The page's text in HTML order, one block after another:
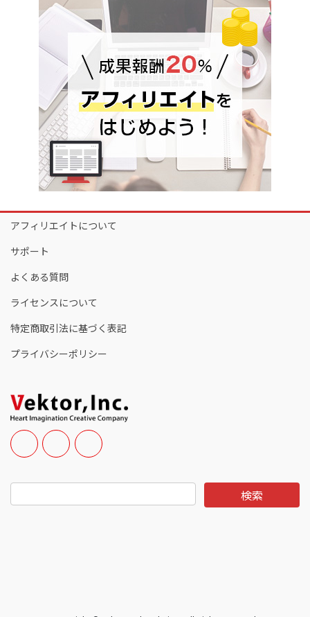
アフィリエイトについて
サポート
よくある質問
ライセンスについて
特定商取引法に基づく表記
プライバシーポリシー